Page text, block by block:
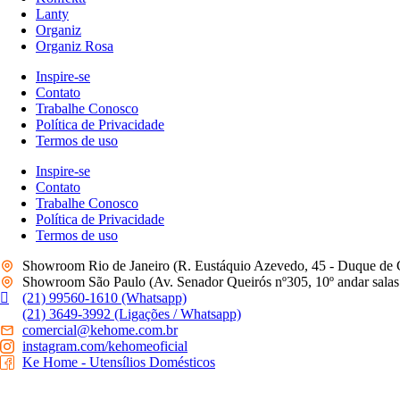
Lanty
Organiz
Organiz Rosa
Inspire-se
Contato
Trabalhe Conosco
Política de Privacidade
Termos de uso
Inspire-se
Contato
Trabalhe Conosco
Política de Privacidade
Termos de uso
Showroom Rio de Janeiro (R. Eustáquio Azevedo, 45 - Duque de
Showroom São Paulo (Av. Senador Queirós nº305, 10º andar
(21) 99560-1610 (Whatsapp)
(21) 3649-3992 (Ligações / Whatsapp)
comercial@kehome.com.br
instagram.com/kehomeoficial
Ke Home - Utensílios Domésticos